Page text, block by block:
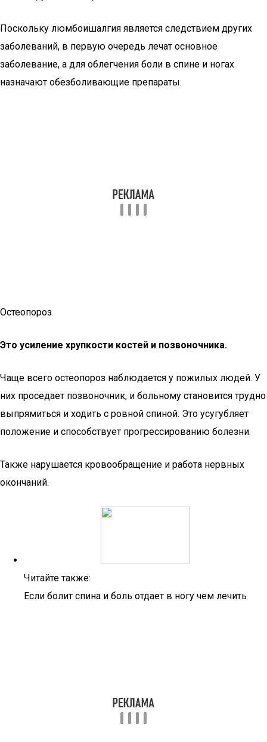
Поскольку люмбоишалгия является следствием других
заболеваний, в первую очередь лечат основное
заболевание, а для облегчения боли в спине и ногах
назначают обезболивающие препараты.
Остеопороз
Это усиление хрупкости костей и позвоночника.
Чаще всего остеопороз наблюдается у пожилых людей. У
них проседает позвоночник, и больному становится трудно
выпрямиться и ходить с ровной спиной. Это усугубляет
положение и способствует прогрессированию болезни.
Также нарушается кровообращение и работа нервных
окончаний.
Читайте также:
Если болит спина и боль отдает в ногу чем лечить